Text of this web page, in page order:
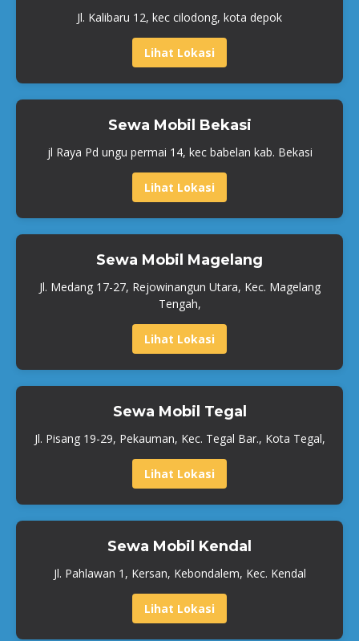
Jl. Kalibaru 12, kec cilodong, kota depok
Lihat Lokasi
Sewa Mobil Bekasi
jl Raya Pd ungu permai 14, kec babelan kab. Bekasi
Lihat Lokasi
Sewa Mobil Magelang
Jl. Medang 17-27, Rejowinangun Utara, Kec. Magelang
Tengah,
Lihat Lokasi
Sewa Mobil Tegal
Jl. Pisang 19-29, Pekauman, Kec. Tegal Bar., Kota Tegal,
Lihat Lokasi
Sewa Mobil Kendal
Jl. Pahlawan 1, Kersan, Kebondalem, Kec. Kendal
Lihat Lokasi